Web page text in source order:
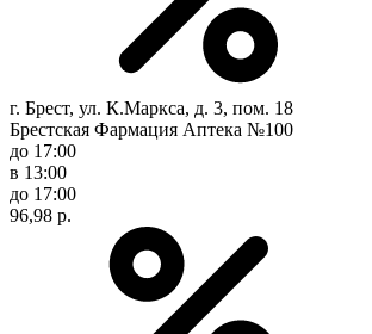
г. Брест, ул. К.Маркса, д. 3, пом. 18
Брестская Фармация Аптека №100
до 17:00
в 13:00
до 17:00
96,98 р.